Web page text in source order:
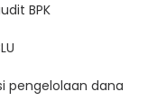
BPK
pengelolaan dana